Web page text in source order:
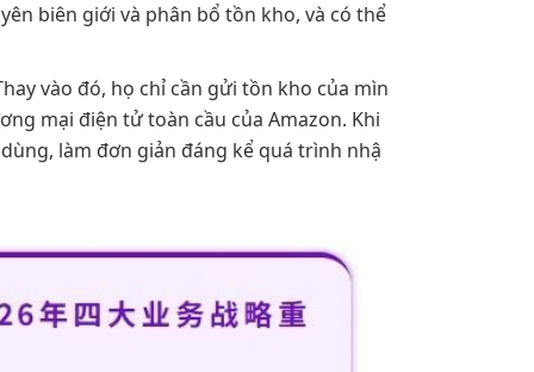
biên giới và phân bổ tồn kho, và có thể
vào đó, họ chỉ cần gửi tồn kho của mìn
mại điện tử toàn cầu của Amazon. Khi
làm đơn giản đáng kể quá trình nhậ